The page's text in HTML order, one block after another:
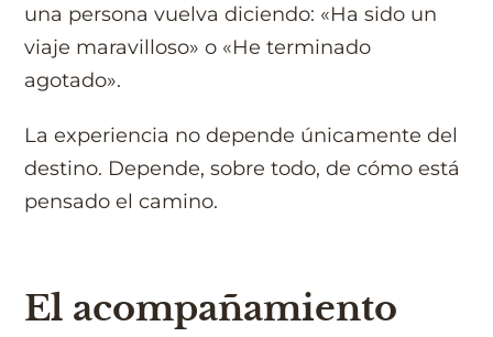
una persona vuelva diciendo: «Ha sido un
viaje maravilloso» o «He terminado
agotado».
La experiencia no depende únicamente del
destino. Depende, sobre todo, de cómo está
pensado el camino.
El acompañamiento